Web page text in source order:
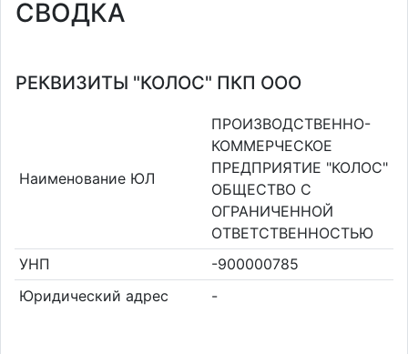
СВОДКА
РЕКВИЗИТЫ "КОЛОС" ПКП ООО
Наименование ЮЛ
ПРОИЗВОДСТВЕННО-
КОММЕРЧЕСКОЕ
ПРЕДПРИЯТИЕ "КОЛОС"
ОБЩЕСТВО С
ОГРАНИЧЕННОЙ
ОТВЕТСТВЕННОСТЬЮ
УНП
-900000785
Юридический адрес
-